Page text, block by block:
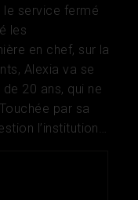
service fermé
les
en chef, sur la
Alexia va se
20 ans, qui ne
par sa
l’institution…